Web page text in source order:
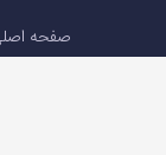
صفحه